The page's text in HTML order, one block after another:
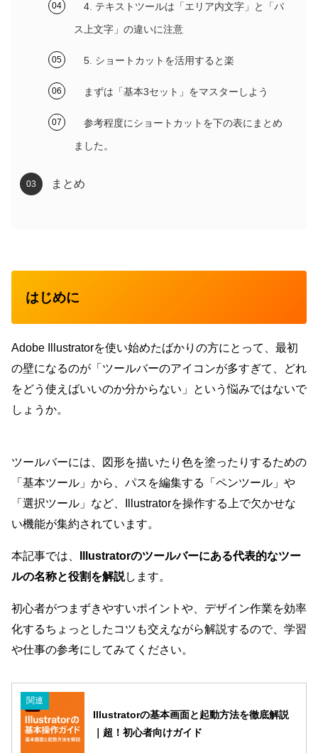
4. テキストツールは「エリア内文字」と「パ
ス上文字」の違いに注意
5. ショートカットを活用すると楽
まずは「基本3セット」をマスターしよう
参考程度にショートカットを下の表にまとめ
ました。
まとめ
はじめに
Adobe Illustratorを使い始めたばかりの方にとって、最初
の壁になるのが「ツールバーのアイコンが多すぎて、どれ
をどう使えばいいのか分からない」という悩みではないで
しょうか。
ツールバーには、図形を描いたり色を塗ったりするための
「基本ツール」から、パスを編集する「ペンツール」や
「選択ツール」など、Illustratorを操作する上で欠かせな
い機能が集約されています。
本記事では、
Illustratorのツールバーにある代表的なツー
ルの名称と役割を解説します。
初心者がつまずきやすいポイントや、デザイン作業を効率
化するちょっとしたコツも交えながら解説するので、学習
や仕事の参考にしてみてください。
関連
Illustratorの基本画面と起動方法を徹底解説
｜超！初心者向けガイド